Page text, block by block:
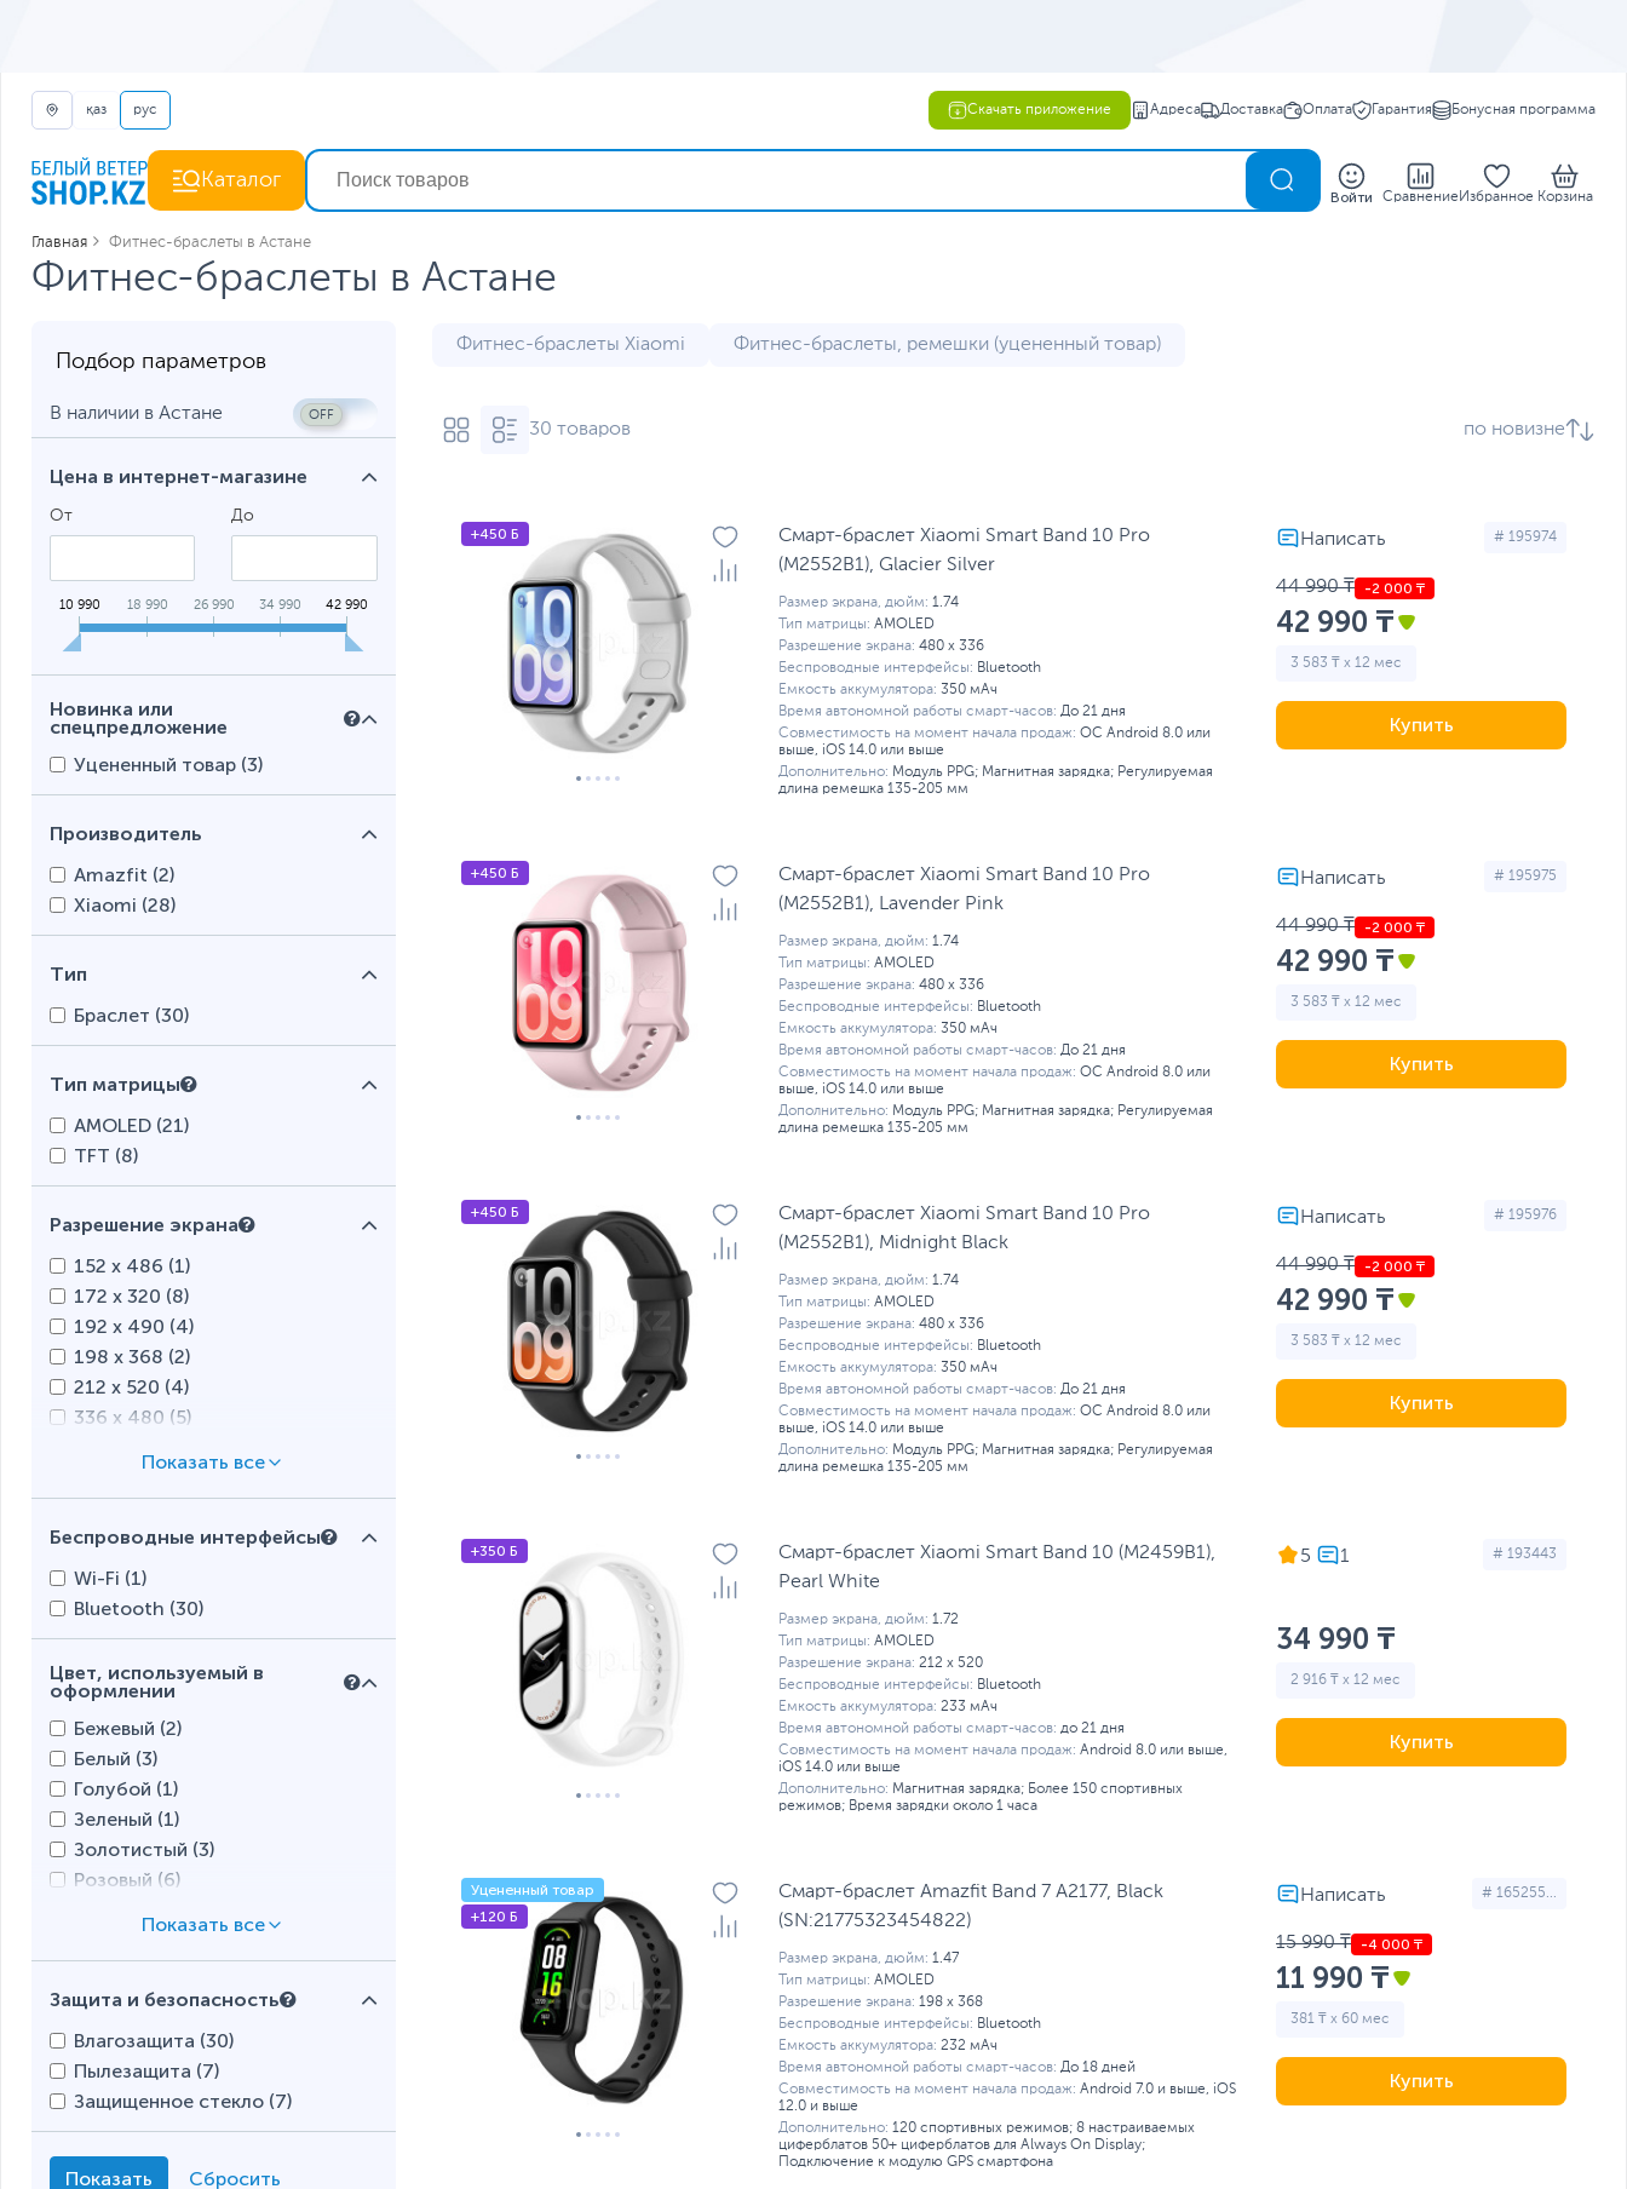
қаз рус Скачать приложение Адреса Доставка Оплата Гарантия Бонусная программа
Каталог
Войти Сравнение Избранное Корзина
Главная Фитнес-браслеты в Астане
Фитнес-браслеты в Астане
Подбор параметров
В наличии в Астане
Цена в интернет-магазине
От До
10 990 18 990 26 990 34 990 42 990
Новинка или
спецпредложение
Уцененный товар (3)
Производитель
Amazfit (2)
Xiaomi (28)
Тип
Браслет (30)
Тип матрицы
AMOLED (21)
TFT (8)
Разрешение экрана
152 x 486 (1)
172 x 320 (8)
192 x 490 (4)
198 x 368 (2)
212 x 520 (4)
336 x 480 (5)
Беспроводные интерфейсы
Wi-Fi (1)
Bluetooth (30)
Цвет, используемый в
оформлении
Бежевый (2)
Белый (3)
Голубой (1)
Зеленый (1)
Золотистый (3)
Розовый (6)
Черный (12)
Защита и безопасность
Влагозащита (30)
Пылезащита (7)
Защищенное стекло (7)
Фитнес-браслеты Xiaomi Фитнес-браслеты, ремешки (уцененный товар)
30 товаров по новизне
+450 Б
Смарт-браслет Xiaomi Smart Band 10 Pro
(M2552B1), Glacier Silver
Размер экрана, дюйм: 1.74
Тип матрицы: AMOLED
Разрешение экрана: 480 x 336
Беспроводные интерфейсы: Bluetooth
Емкость аккумулятора: 350 мАч
Время автономной работы смарт-часов: До 21 дня
Совместимость на момент начала продаж: ОС Android 8.0 или
выше, iOS 14.0 или выше
Дополнительно: Модуль PPG; Магнитная зарядка; Регулируемая
длина ремешка 135-205 мм
# 195974
44 990 ₸
42 990 ₸
3 583 ₸ x 12 мес
Купить
+450 Б
Смарт-браслет Xiaomi Smart Band 10 Pro
(M2552B1), Lavender Pink
Размер экрана, дюйм: 1.74
Тип матрицы: AMOLED
Разрешение экрана: 480 x 336
Беспроводные интерфейсы: Bluetooth
Емкость аккумулятора: 350 мАч
Время автономной работы смарт-часов: До 21 дня
Совместимость на момент начала продаж: ОС Android 8.0 или
выше, iOS 14.0 или выше
Дополнительно: Модуль PPG; Магнитная зарядка; Регулируемая
длина ремешка 135-205 мм
# 195975
44 990 ₸
42 990 ₸
3 583 ₸ x 12 мес
Купить
+450 Б
Смарт-браслет Xiaomi Smart Band 10 Pro
(M2552B1), Midnight Black
Размер экрана, дюйм: 1.74
Тип матрицы: AMOLED
Разрешение экрана: 480 x 336
Беспроводные интерфейсы: Bluetooth
Емкость аккумулятора: 350 мАч
Время автономной работы смарт-часов: До 21 дня
Совместимость на момент начала продаж: ОС Android 8.0 или
выше, iOS 14.0 или выше
Дополнительно: Модуль PPG; Магнитная зарядка; Регулируемая
длина ремешка 135-205 мм
# 195976
44 990 ₸
42 990 ₸
3 583 ₸ x 12 мес
Купить
+350 Б
Смарт-браслет Xiaomi Smart Band 10 (M2459B1),
Pearl White
Размер экрана, дюйм: 1.72
Тип матрицы: AMOLED
Разрешение экрана: 212 x 520
Беспроводные интерфейсы: Bluetooth
Емкость аккумулятора: 233 мАч
Время автономной работы смарт-часов: до 21 дня
Совместимость на момент начала продаж: Android 8.0 или выше,
iOS 14.0 или выше
Дополнительно: Магнитная зарядка; Более 150 спортивных
режимов; Время зарядки около 1 часа
5 # 193443
34 990 ₸
2 916 ₸ x 12 мес
Купить
Уцененный товар
+120 Б
Смарт-браслет Amazfit Band 7 A2177, Black
(SN:21775323454822)
Размер экрана, дюйм: 1.47
Тип матрицы: AMOLED
Разрешение экрана: 198 x 368
Беспроводные интерфейсы: Bluetooth
Емкость аккумулятора: 232 мАч
Время автономной работы смарт-часов: До 18 дней
Совместимость на момент начала продаж: Android 7.0 и выше, iOS
12.0 и выше
Дополнительно: 120 спортивных режимов; 8 настраиваемых
циферблатов 50+ циферблатов для Always On Display;
Подключение к модулю GPS смартфона
# 165255...
15 990 ₸
11 990 ₸
381 ₸ x 60 мес
Купить